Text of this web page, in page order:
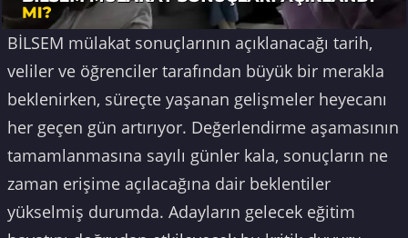
BİLSEM mülakat sonuçlarının açıklanacağı tarih,
veliler ve öğrenciler tarafından büyük bir merakla
beklenirken, süreçte yaşanan gelişmeler heyecanı
her geçen gün artırıyor. Değerlendirme aşamasının
tamamlanmasına sayılı günler kala, sonuçların ne
zaman erişime açılacağına dair beklentiler
yükselmiş durumda. Adayların gelecek eğitim